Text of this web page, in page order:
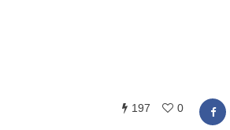
197 0